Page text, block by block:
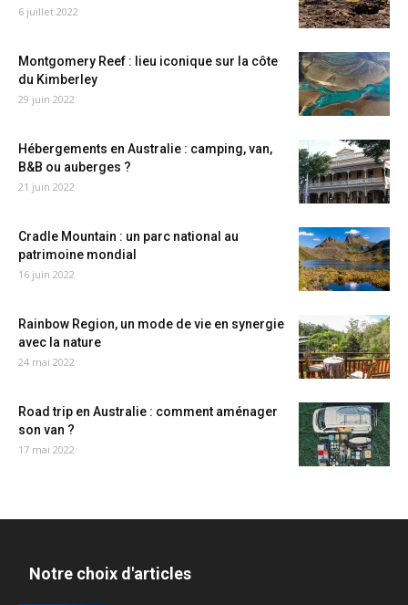
6 juillet 2022
Montgomery Reef : lieu iconique sur la côte
du Kimberley
29 juin 2022
Hébergements en Australie : camping, van,
B&B ou auberges ?
21 juin 2022
Cradle Mountain : un parc national au
patrimoine mondial
16 juin 2022
Rainbow Region, un mode de vie en synergie
avec la nature
24 mai 2022
Road trip en Australie : comment aménager
son van ?
17 mai 2022
Notre choix d'articles